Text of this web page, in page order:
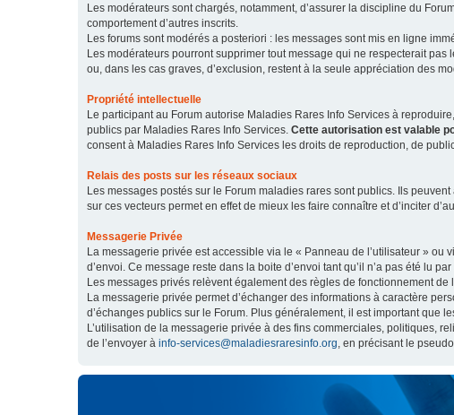
Les modérateurs sont chargés, notamment, d’assurer la discipline du
comportement d’autres inscrits.
Les forums sont modérés a posteriori : les messages sont mis en ligne
Les modérateurs pourront supprimer tout message qui ne respecterait
ou, dans les cas graves, d’exclusion, restent à la seule appréciation des
Propriété intellectuelle
Le participant au Forum autorise Maladies Rares Info Services à
publics par Maladies Rares Info Services. Cette autorisation est valable
consent à Maladies Rares Info Services les droits de reproduction, de
Relais des posts sur les réseaux sociaux
Les messages postés sur le Forum maladies rares sont publics. Ils
sur ces vecteurs permet en effet de mieux les faire connaître et d’inciter
Messagerie Privée
La messagerie privée est accessible via le « Panneau de l’utilisateur »
d’envoi. Ce message reste dans la boite d’envoi tant qu’il n’a pas été lu
Les messages privés relèvent également des règles de fonctionnement de
La messagerie privée permet d’échanger des informations à caractère
d’échanges publics sur le Forum. Plus généralement, il est important que
L’utilisation de la messagerie privée à des fins commerciales, politiques,
de l’envoyer à info-services@maladiesraresinfo.org, en précisant le